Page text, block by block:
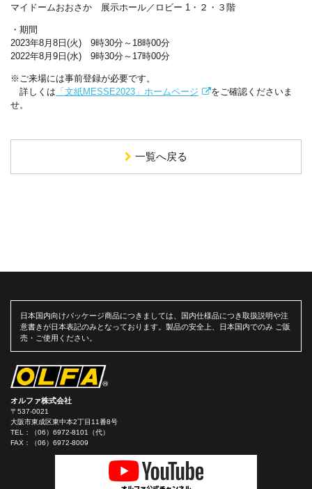
マイドームおおさか 展示ホール／ロビー 1・２・３階
・期間
2023年8月8日(火) 9時30分～18時00分
2022年8月9日(水) 9時30分～17時00分
※ご来場には事前登録が必要です。
詳しくは 「文紙MESSE2023」ホームページ
をご確認くださいま
せ。
一覧へ戻る
日本国内向けパッケージ商品につきましては、国内仕様品につき取扱説明や注
意書きが日本表記のみとなっております。製品の安全上、日本国内でのみ ご販
売・ご使用ください。
オルファ株式会社
〒537-0021
大阪市東成区東中本2丁目11番8号
TEL：
（06）6972-8101（代）
FAX：（06）6972-8009